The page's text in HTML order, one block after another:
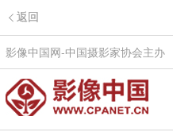
返回
影像中国网-中国摄影家协会主办